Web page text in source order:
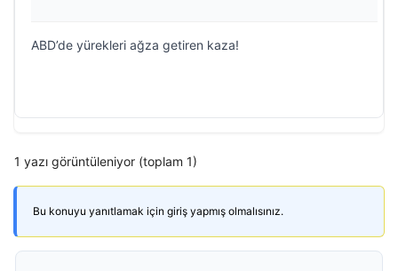
ABD’de yürekleri ağza getiren kaza!
1 yazı görüntüleniyor (toplam 1)
Bu konuyu yanıtlamak için giriş yapmış olmalısınız.